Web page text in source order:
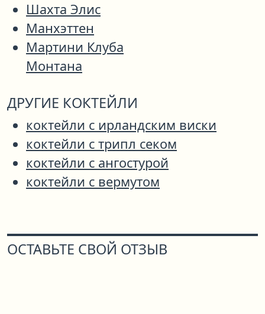
Шахта Элис
Манхэттен
Мартини Клуба
Монтана
ДРУГИЕ КОКТЕЙЛИ
коктейли с ирландским виски
коктейли с трипл секом
коктейли с ангостурой
коктейли с вермутом
ОСТАВЬТЕ СВОЙ ОТЗЫВ